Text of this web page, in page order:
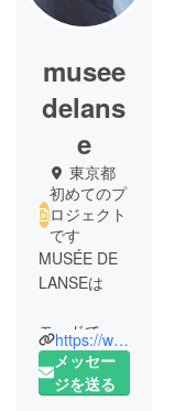
musee
delans
e
東京都
初めてのプ
ロジェクト
です
MUSÉE DE
LANSEは
モードでエ
レガントな
デニムを中
https://www.museedelanse.com/
メッセー
ジを送る